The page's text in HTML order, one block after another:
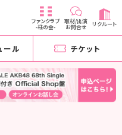
ファンクラブ
-柱の会-
取材/出演
お問合せ リクルート
ール チケット